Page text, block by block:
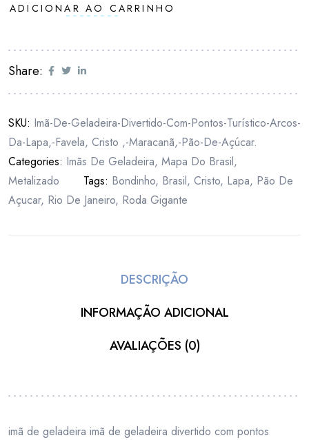
ADICIONAR AO CARRINHO
Share:
SKU: Imã-De-Geladeira-Divertido-Com-Pontos-Turístico-Arcos-
Da-Lapa,-Favela, Cristo ,-Maracanã,-Pão-De-Açúcar.
Categories: Imãs De Geladeira, Mapa Do Brasil,
Metalizado
Tags: Bondinho, Brasil, Cristo, Lapa, Pão De
Açucar, Rio De Janeiro, Roda Gigante
DESCRIÇÃO
INFORMAÇÃO ADICIONAL
AVALIAÇÕES (0)
imã de geladeira imã de geladeira divertido com pontos